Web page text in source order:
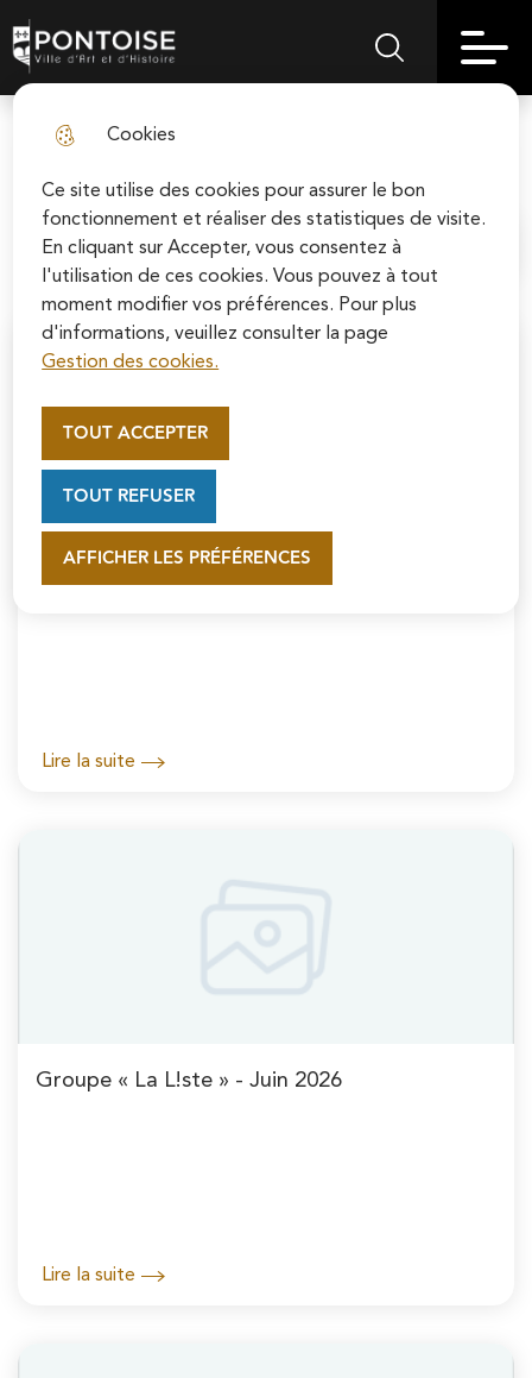
Cookies
Ce site utilise des cookies pour assurer le bon
fonctionnement et réaliser des statistiques de visite.
En cliquant sur Accepter, vous consentez à
l'utilisation de ces cookies. Vous pouvez à tout
moment modifier vos préférences. Pour plus
d'informations, veuillez consulter la page
Gestion des cookies.
AFFICHER LES PRÉFÉRENCES
TOUT ACCEPTER
TOUT REFUSER
to
menu
Skip to
search
Skip to
site map
Soutenez la rénovation de la cathédrale Saint-
Maclou en vous connectant sur le site de la
Fondation du patrimoine.
En savoir plus
Pontoise | Ville d'art et d'histoireMenu principalRechercher sur
Accueil
Groupe "Union pour Pontoise" - Juin 2026
Lire la suite
Groupe « La L!ste » - Juin 2026
Lire la suite